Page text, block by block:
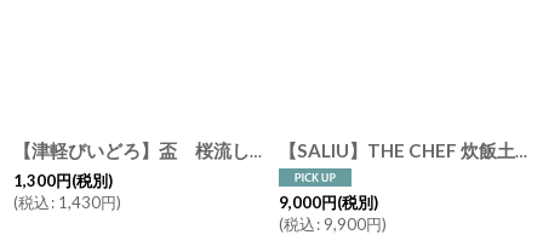
【津軽びいどろ】盃 桜流し/冷酒/おちょこ/ぐいのみ/盃/ミニグラス/ガラス食器/石塚硝子/アデリア/日本製
1,300円(税別)
(税込: 1,430円)
【SALIU】THE CHEF 炊飯土鍋 ごはん鍋 1.5合炊き ザシェフ 日本製 美濃焼 直火でご飯を炊く
9,000円(税別)
(税込: 9,900円)